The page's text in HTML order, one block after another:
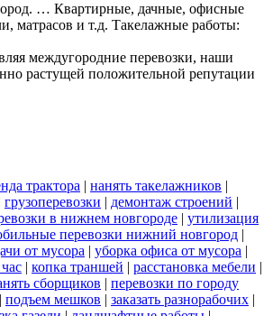
… Квартирные, дачные, офисные
матрасов и т.д. Такелажные работы:
междугородние перевозки, наши
растущей положительной репутации
трактора | нанять такелажников |
грузоперевозки | демонтаж строений |
в нижнем новгороде | утилизация
перевозки нижний новгород |
от мусора | уборка офиса от мусора |
| копка траншей | расстановка мебели |
сборщиков | перевозки по городу
| подъем мешков | заказать разнорабочих |